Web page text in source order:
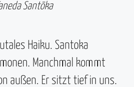
Santōka
Haiku. Santoka
Manchmal kommt
außen. Er sitzt tief in uns.